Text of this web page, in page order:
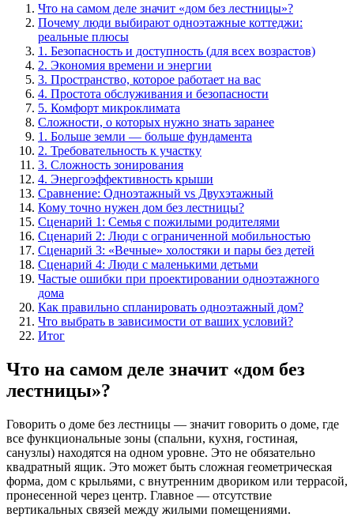
Что на самом деле значит «дом без лестницы»?
Почему люди выбирают одноэтажные коттеджи:
реальные плюсы
1. Безопасность и доступность (для всех возрастов)
2. Экономия времени и энергии
3. Пространство, которое работает на вас
4. Простота обслуживания и безопасности
5. Комфорт микроклимата
Сложности, о которых нужно знать заранее
1. Больше земли — больше фундамента
2. Требовательность к участку
3. Сложность зонирования
4. Энергоэффективность крыши
Сравнение: Одноэтажный vs Двухэтажный
Кому точно нужен дом без лестницы?
Сценарий 1: Семья с пожилыми родителями
Сценарий 2: Люди с ограниченной мобильностью
Сценарий 3: «Вечные» холостяки и пары без детей
Сценарий 4: Люди с маленькими детьми
Частые ошибки при проектировании одноэтажного
дома
Как правильно спланировать одноэтажный дом?
Что выбрать в зависимости от ваших условий?
Итог
Что на самом деле значит «дом без
лестницы»?
Говорить о доме без лестницы — значит говорить о доме, где
все функциональные зоны (спальни, кухня, гостиная,
санузлы) находятся на одном уровне. Это не обязательно
квадратный ящик. Это может быть сложная геометрическая
форма, дом с крыльями, с внутренним двориком или террасой,
пронесенной через центр. Главное — отсутствие
вертикальных связей между жилыми помещениями.